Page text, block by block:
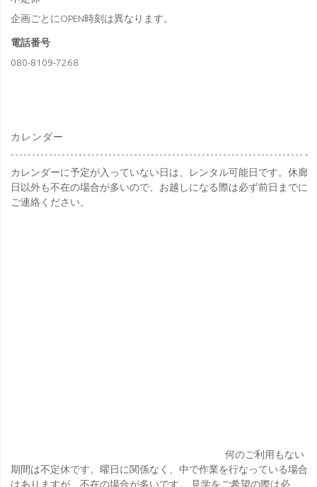
企画ごとにOPEN時刻は異なります。
電話番号
080-8109-7268
カレンダー
カレンダーに予定が入っていない日は、レンタル可能日です。休廊
日以外も不在の場合が多いので、お越しになる際は必ず前日までに
ご連絡ください。
何のご利用もない
期間は不定休です。曜日に関係なく、中で作業を行なっている場合
はありますが、不在の場合が多いです。 見学をご希望の際は必